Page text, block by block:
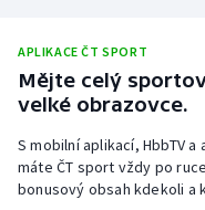
Rychlobruslení
Rychlostní kanoistika
Short track
APLIKACE ČT SPORT
Mějte celý
velké obrazovce.
S mobilní aplikací, HbbTV
máte ČT sport vždy po
bonusový obsah kdekoli a